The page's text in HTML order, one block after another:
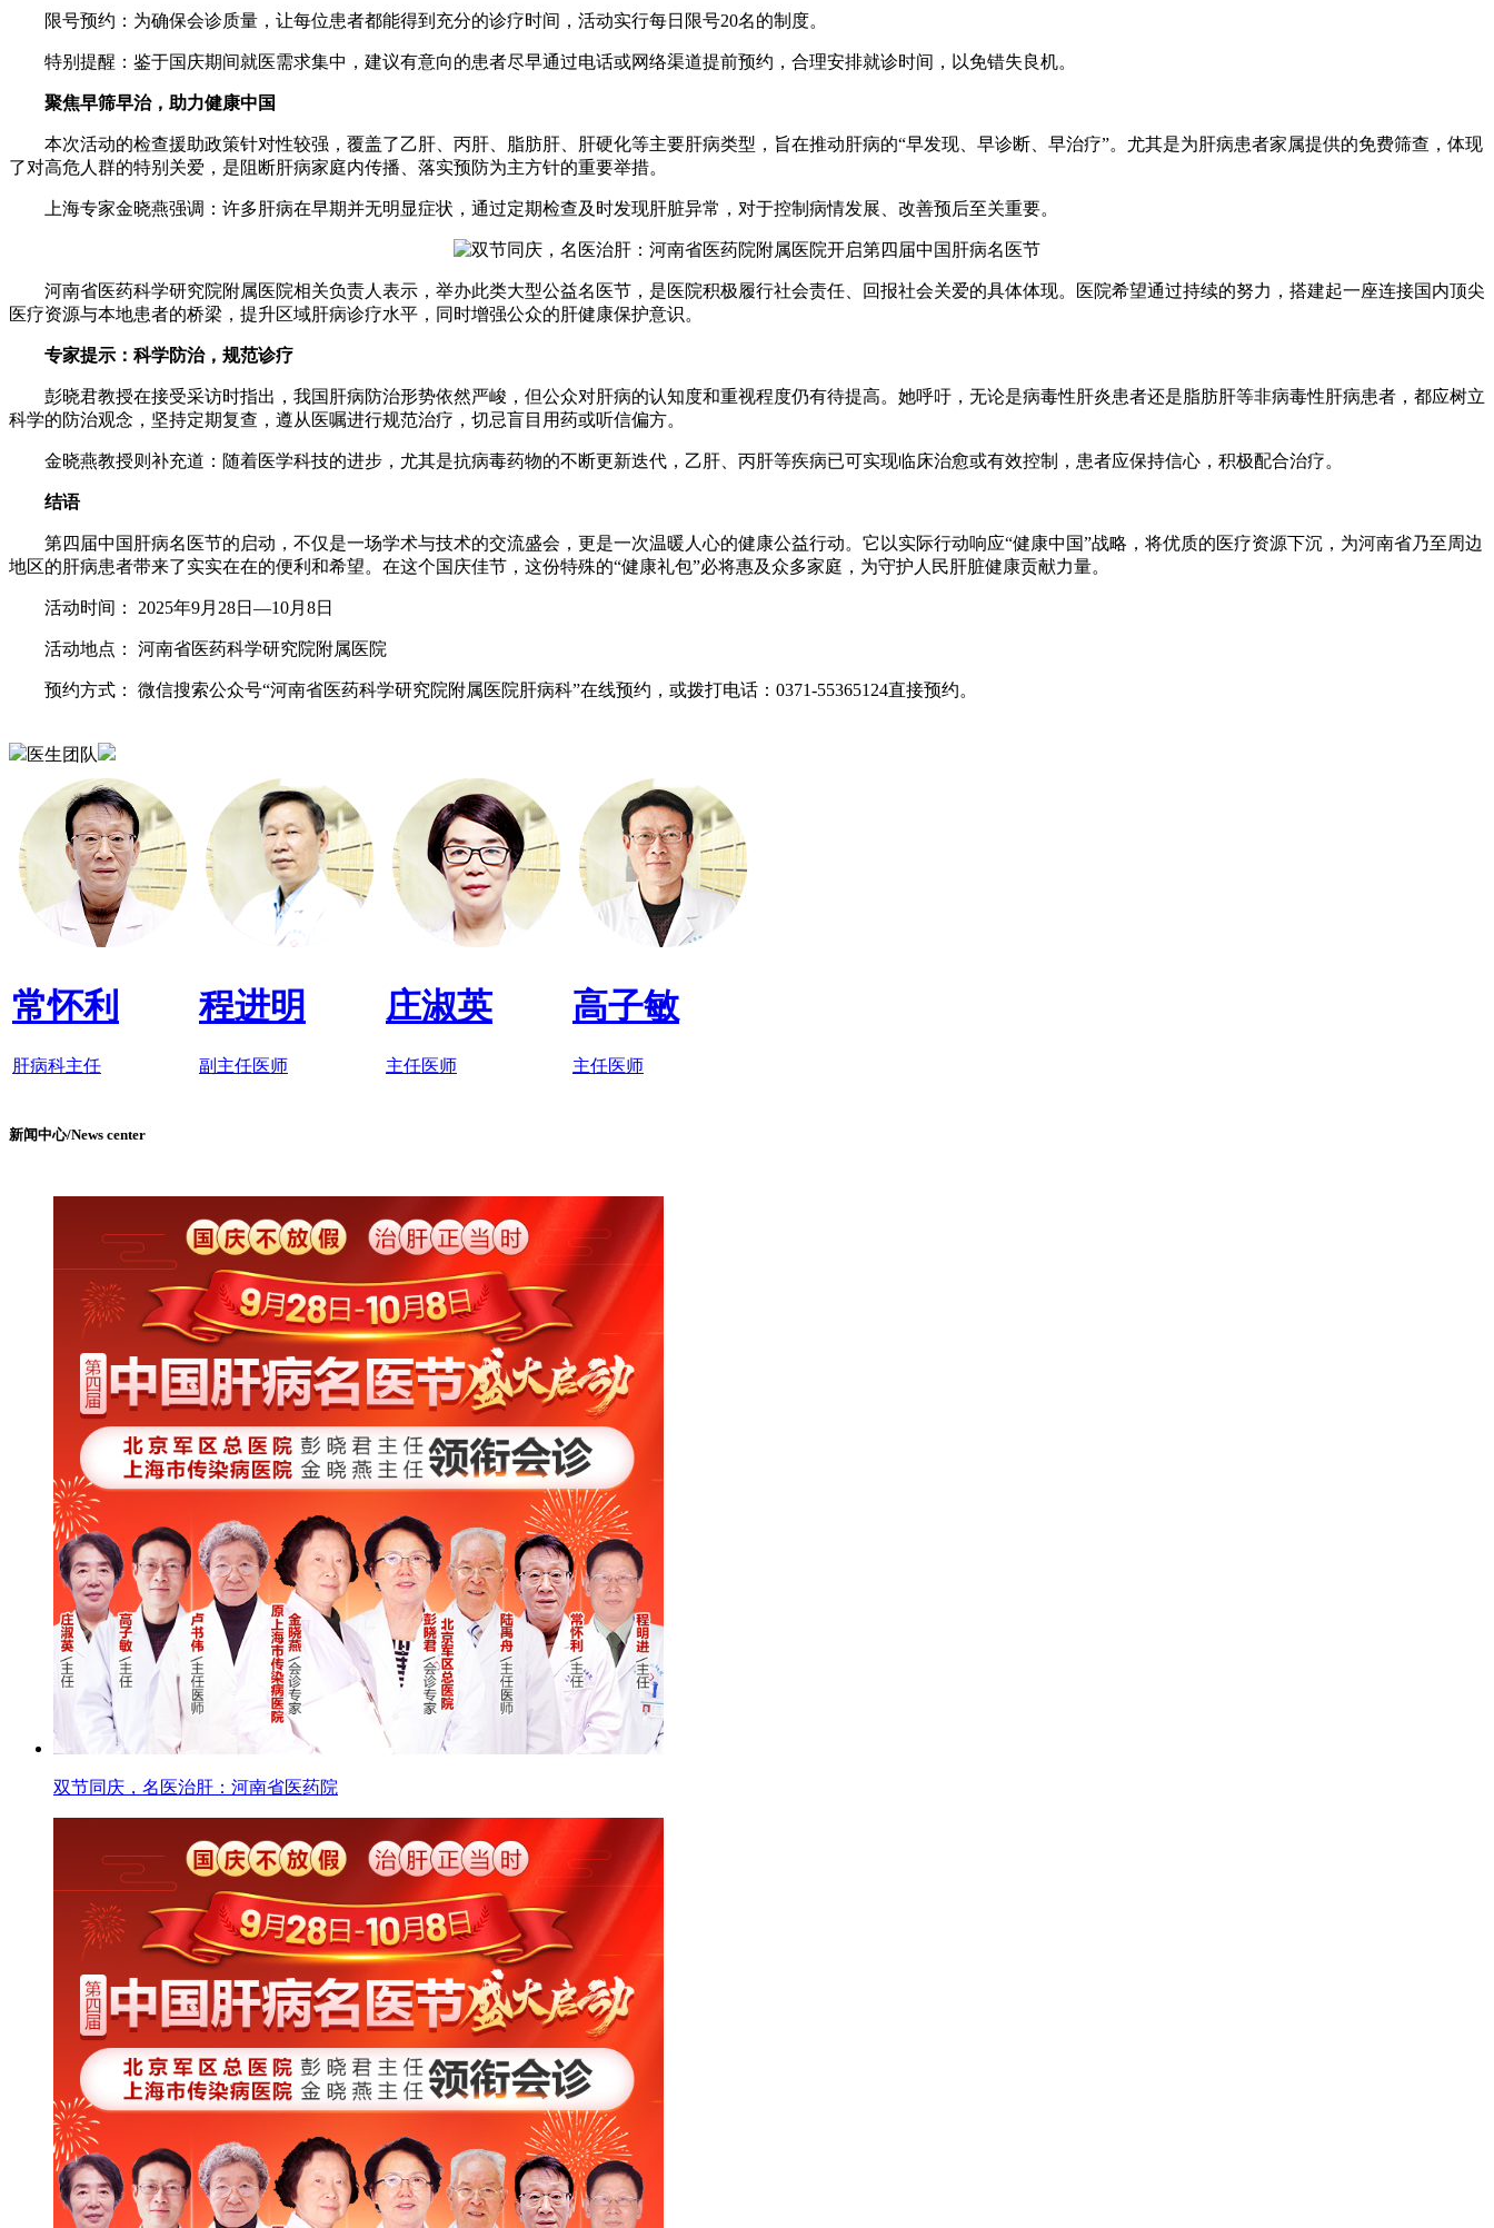
限号预约：为确保会诊质量，让每位患者都能得到充分的诊疗时间，活动实行每日限号20名的制度。
特别提醒：鉴于国庆期间就医需求集中，建议有意向的患者尽早通过电话或网络渠道提前预约，合理安排就诊时间，以免错失良机。
聚焦早筛早治，助力健康中国
本次活动的检查援助政策针对性较强，覆盖了乙肝、丙肝、脂肪肝、肝硬化等主要肝病类型，旨在推动肝病的“早发现、早诊断、早治疗”。尤其是为肝病患者家属提供的免费筛查，体现
了对高危人群的特别关爱，是阻断肝病家庭内传播、落实预防为主方针的重要举措。
上海专家金晓燕强调：许多肝病在早期并无明显症状，通过定期检查及时发现肝脏异常，对于控制病情发展、改善预后至关重要。
河南省医药科学研究院附属医院相关负责人表示，举办此类大型公益名医节，是医院积极履行社会责任、回报社会关爱的具体体现。医院希望通过持续的努力，搭建起一座连接国内顶尖
医疗资源与本地患者的桥梁，提升区域肝病诊疗水平，同时增强公众的肝健康保护意识。
专家提示：科学防治，规范诊疗
彭晓君教授在接受采访时指出，我国肝病防治形势依然严峻，但公众对肝病的认知度和重视程度仍有待提高。她呼吁，无论是病毒性肝炎患者还是脂肪肝等非病毒性肝病患者，都应树立
科学的防治观念，坚持定期复查，遵从医嘱进行规范治疗，切忌盲目用药或听信偏方。
金晓燕教授则补充道：随着医学科技的进步，尤其是抗病毒药物的不断更新迭代，乙肝、丙肝等疾病已可实现临床治愈或有效控制，患者应保持信心，积极配合治疗。
结语
第四届中国肝病名医节的启动，不仅是一场学术与技术的交流盛会，更是一次温暖人心的健康公益行动。它以实际行动响应“健康中国”战略，将优质的医疗资源下沉，为河南省乃至周边
地区的肝病患者带来了实实在在的便利和希望。在这个国庆佳节，这份特殊的“健康礼包”必将惠及众多家庭，为守护人民肝脏健康贡献力量。
活动时间： 2025年9月28日—10月8日
活动地点： 河南省医药科学研究院附属医院
预约方式： 微信搜索公众号“河南省医药科学研究院附属医院肝病科”在线预约，或拨打电话：0371-55365124直接预约。
医生团队
常怀利
肝病科主任
程进明
副主任医师
庄淑英
主任医师
高子敏
主任医师
新闻中心/News center
双节同庆，名医治肝：河南省医药院